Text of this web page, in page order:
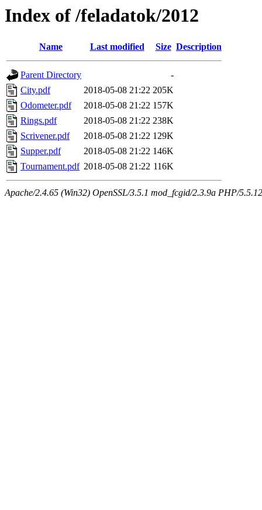
Index of /feladatok/2012
Name Last modified Size Description
Parent Directory
-
City.pdf
2018-05-08 21:22 205K
Odometer.pdf
2018-05-08 21:22 157K
Rings.pdf
2018-05-08 21:22 238K
Scrivener.pdf
2018-05-08 21:22 129K
Supper.pdf
2018-05-08 21:22 146K
Tournament.pdf 2018-05-08 21:22 116K
Apache/2.4.65 (Win32) OpenSSL/3.5.1 mod_fcgid/2.3.9a PHP/